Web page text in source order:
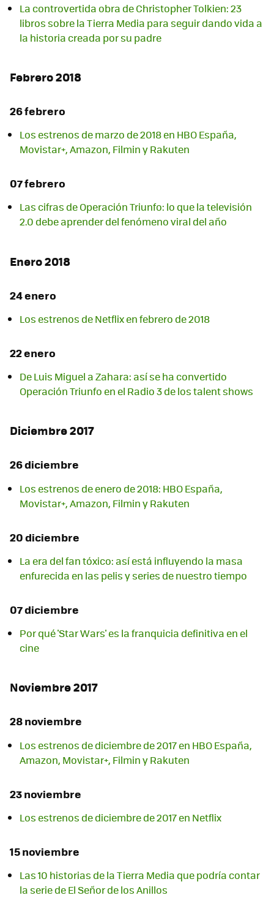
La controvertida obra de Christopher Tolkien: 23
libros sobre la Tierra Media para seguir dando vida a
la historia creada por su padre
Febrero 2018
26 febrero
Los estrenos de marzo de 2018 en HBO España,
Movistar+, Amazon, Filmin y Rakuten
07 febrero
Las cifras de Operación Triunfo: lo que la televisión
2.0 debe aprender del fenómeno viral del año
Enero 2018
24 enero
Los estrenos de Netflix en febrero de 2018
22 enero
De Luis Miguel a Zahara: así se ha convertido
Operación Triunfo en el Radio 3 de los talent shows
Diciembre 2017
26 diciembre
Los estrenos de enero de 2018: HBO España,
Movistar+, Amazon, Filmin y Rakuten
20 diciembre
La era del fan tóxico: así está influyendo la masa
enfurecida en las pelis y series de nuestro tiempo
07 diciembre
Por qué 'Star Wars' es la franquicia definitiva en el
cine
Noviembre 2017
28 noviembre
Los estrenos de diciembre de 2017 en HBO España,
Amazon, Movistar+, Filmin y Rakuten
23 noviembre
Los estrenos de diciembre de 2017 en Netflix
15 noviembre
Las 10 historias de la Tierra Media que podría contar
la serie de El Señor de los Anillos